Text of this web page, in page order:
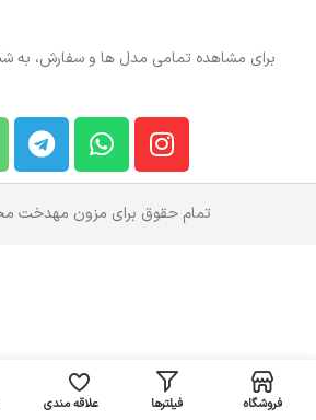
برای مشاهده تمامی مدل ها و سفارش، به
تمام حقوق برای مزون مهدخت
فروشگاه فیلترها علاقه مندی